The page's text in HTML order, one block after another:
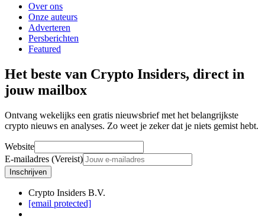
Over ons
Onze auteurs
Adverteren
Persberichten
Featured
Het beste van Crypto Insiders, direct in
jouw mailbox
Ontvang wekelijks een gratis nieuwsbrief met het belangrijkste
crypto nieuws en analyses. Zo weet je zeker dat je niets gemist hebt.
Website
E-mailadres (Vereist)
Inschrijven
Crypto Insiders B.V.
[email protected]